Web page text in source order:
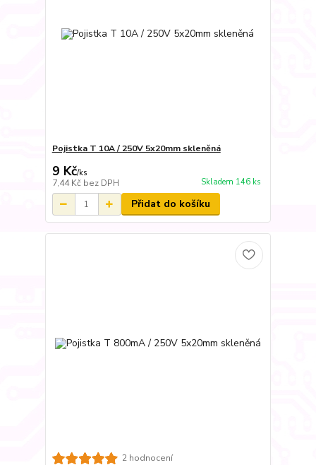
Pojistka T 10A / 250V 5x20mm skleněná
9 Kč/ks
7,44 Kč bez DPH Skladem 146 ks
Přidat do košíku
2 hodnocení